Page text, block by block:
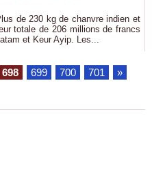
de 230 kg de chanvre indien et
totale de 206 millions de francs
et Keur Ayip. Les...
698 699 700 701
»